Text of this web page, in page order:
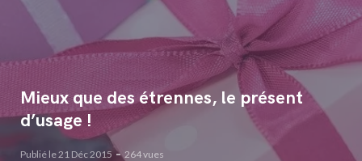
Mieux que des étrennes, le présent
d’usage !
Publié le 21 Déc 2015 264 vues